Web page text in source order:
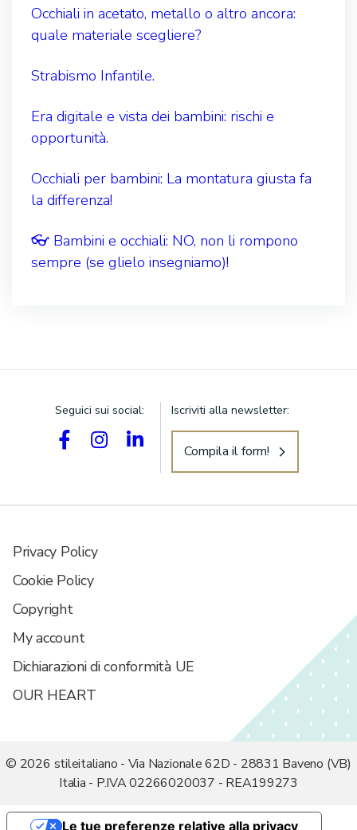
Occhiali in acetato, metallo o altro ancora:
quale materiale scegliere?
Strabismo Infantile.
Era digitale e vista dei bambini: rischi e
opportunità.
Occhiali per bambini: La montatura giusta fa
la differenza!
👓 Bambini e occhiali: NO, non li rompono
sempre (se glielo insegniamo)!
Seguici sui social: Iscriviti alla newsletter:
Compila il form!
Privacy Policy
Cookie Policy
Copyright
My account
Dichiarazioni di conformità UE
OUR HEART
© 2026 stileitaliano - Via Nazionale 62D - 28831 Baveno (VB)
Italia - P.IVA 02266020037 - REA199273
Le tue preferenze relative alla privacy